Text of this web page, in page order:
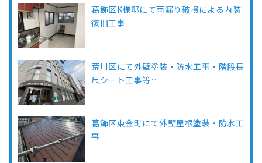
葛飾区K様邸にて雨漏り破損による内装
復旧工事
荒川区にて外壁塗装・防水工事・階段長
尺シート工事等…
葛飾区東金町にて外壁屋根塗装・防水工
事